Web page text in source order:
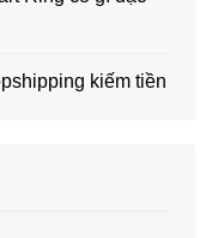
kiếm tiền